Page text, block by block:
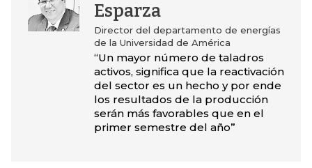
Esparza
Director del departamento de energías
de la Universidad de América
“Un mayor número de taladros
activos, significa que la reactivación
del sector es un hecho y por ende
los resultados de la producción
serán más favorables que en el
primer semestre del año”